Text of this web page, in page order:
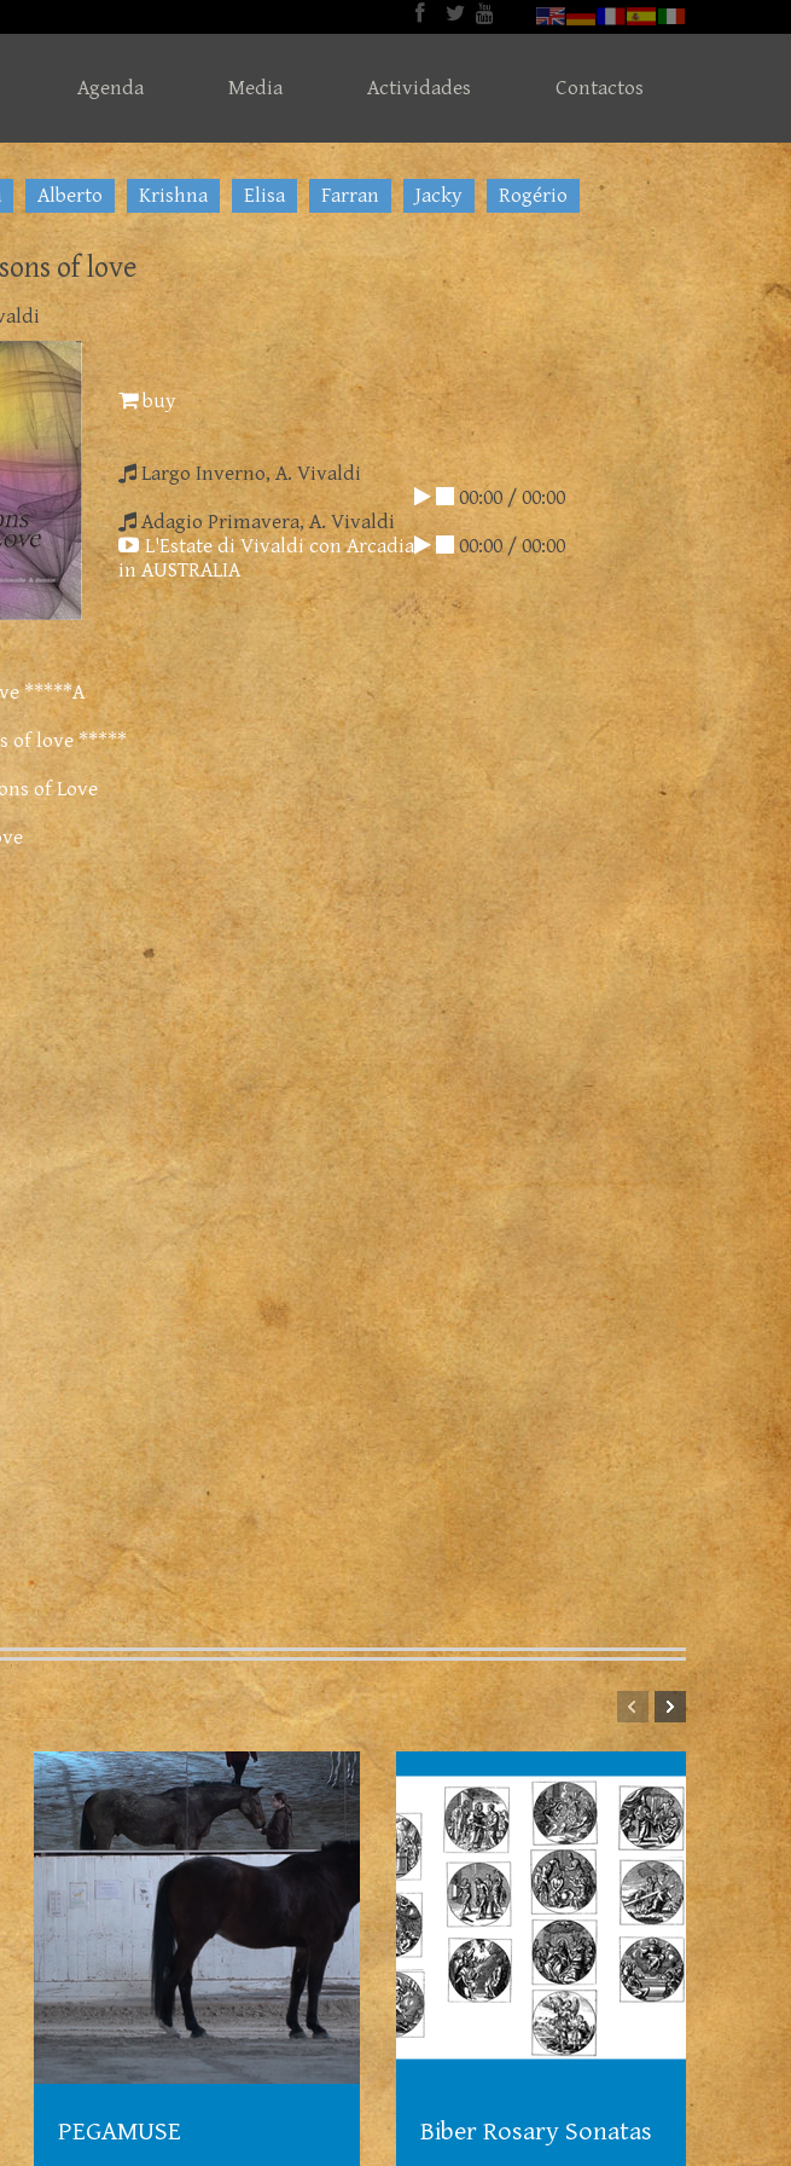
Agenda Media Actividades Contactos
Alberto Krishna Elisa Farran Jacky Rogério
of love
buy
Largo Inverno, A. Vivaldi
00:00 / 00:00
Adagio Primavera, A. Vivaldi
00:00/00:00
L'Estate di Vivaldi con Arcadia
in AUSTRALIA
*****A
of love *****
of Love
PEGAMUSE Biber Rosary Sonatas